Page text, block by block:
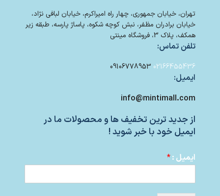
تهران، خیابان جمهوری، چهار راه امیراکرم، خیابان لبافی نژاد،
خیابان برادران مظفر، نبش کوچه شکوه، پاساژ پارسه، طبقه زیر
همکف، پلاک 3، فروشگاه مینتی
تلفن تماس:
02166455436
09106778953
ایمیل:
info@mintimall.com
از جدید ترین تخفیف ها و محصولات ما در
ایمیل خود با خبر شوید !
ایمیل :*